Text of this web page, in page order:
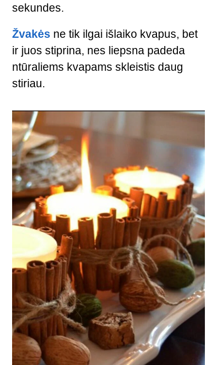
sekundes.
Žvakės ne tik ilgai išlaiko kvapus, bet
ir juos stiprina, nes liepsna padeda
ntūraliems kvapams skleistis daug
stiriau.